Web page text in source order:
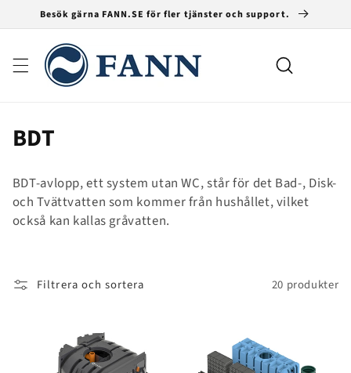
vidare
till
Besök gärna FANN.SE för fler tjänster och support.
P
o
d
k
BDT
BDT-avlopp, ett system utan WC, står för det Bad-, Disk-
och Tvättvatten som kommer från hushållet, vilket
också kan kallas gråvatten.
Filtrera och sortera 20 produkter